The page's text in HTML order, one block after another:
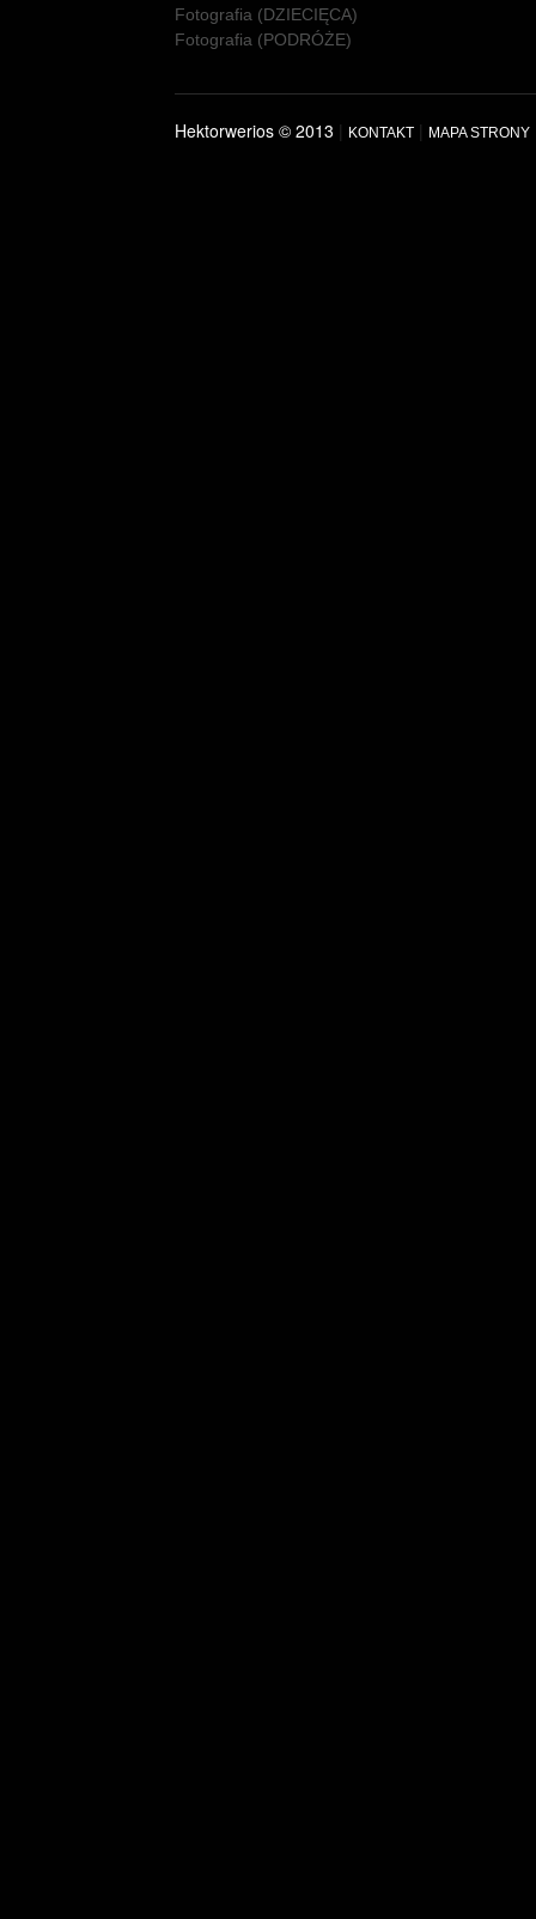
Fotografia (DZIECIĘCA)
Fotografia (PODRÓŻE)
Hektorwerios © 2013 | KONTAKT | MAPA STRONY